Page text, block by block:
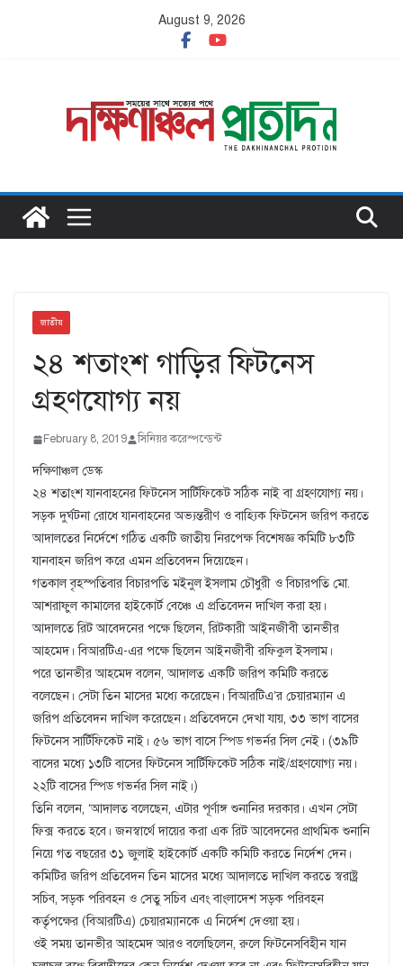
August 9, 2026
জাতীয়
২৪ শতাংশ গাড়ির ফিটনেস
গ্রহণযোগ্য নয়
February 8, 2019 সিনিয়র করেস্পন্ডেন্ট
দক্ষিণাঞ্চল ডেস্ক
২৪ শতাংশ যানবাহনের ফিটনেস সার্টিফিকেট সঠিক নাই বা গ্রহণযোগ্য নয়।
সড়ক দুর্ঘটনা রোধে যানবাহনের অভ্যন্তরীণ ও বাহ্যিক ফিটনেস জরিপ করতে
আদালতের নির্দেশে গঠিত একটি জাতীয় নিরপেক্ষ বিশেষজ্ঞ কমিটি ৮৩টি
যানবাহন জরিপ করে এমন প্রতিবেদন দিয়েছেন।
গতকাল বৃহস্পতিবার বিচারপতি মইনুল ইসলাম চৌধুরী ও বিচারপতি মো.
আশরাফুল কামালের হাইকোর্ট বেঞ্চে এ প্রতিবেদন দাখিল করা হয়।
আদালতে রিট আবেদনের পক্ষে ছিলেন, রিটকারী আইনজীবী তানভীর
আহমেদ। বিআরটিএ-এর পক্ষে ছিলেন আইনজীবী রফিকুল ইসলাম।
পরে তানভীর আহমেদ বলেন, আদালত একটি জরিপ কমিটি করতে
বলেছেন। সেটা তিন মাসের মধ্যে করেছেন। বিআরটিএ’র চেয়ারম্যান এ
জরিপ প্রতিবেদন দাখিল করেছেন। প্রতিবেদনে দেখা যায়, ৩৩ ভাগ বাসের
ফিটনেস সার্টিফিকেট নাই। ৫৬ ভাগ বাসে স্পিড গভর্নর সিল নেই। (৩৯টি
বাসের মধ্যে ১৩টি বাসের ফিটনেস সার্টিফিকেট সঠিক নাই/গ্রহণযোগ্য নয়।
২২টি বাসের স্পিড গভর্নর সিল নাই।)
তিনি বলেন, ‘আদালত বলেছেন, এটার পূর্ণাঙ্গ শুনানির দরকার। এখন সেটা
ফিক্স করতে হবে। জনস্বার্থে দায়ের করা এক রিট আবেদনের প্রাথমিক শুনানি
নিয়ে গত বছরের ৩১ জুলাই হাইকোর্ট একটি কমিটি করতে নির্দেশ দেন।
কমিটির জরিপ প্রতিবেদন তিন মাসের মধ্যে আদালতে দাখিল করতে স্বরাষ্ট্র
সচিব, সড়ক পরিবহন ও সেতু সচিব এবং বাংলাদেশ সড়ক পরিবহন
কর্তৃপক্ষের (বিআরটিএ) চেয়ারম্যানকে এ নির্দেশ দেওয়া হয়।
ওই সময় তানভীর আহমেদ আরও বলেছিলেন, রুলে ফিটনেসবিহীন যান